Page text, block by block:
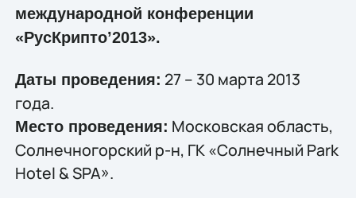
международной конференции
«РусКрипто’2013».
Даты проведения: 27 – 30 марта 2013
года.
Место проведения: Московская область,
Солнечногорский р-н, ГК «Солнечный Park
Hotel & SPA».